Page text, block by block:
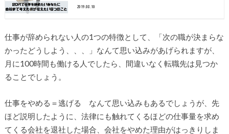
2019.08.10
仕事が辞められない人の1つの特徴として、「次の職が決まらな
かったどうしよう、、、」なんて思い込みがあげられますが、
月に100時間も働ける人でしたら、間違いなく転職先は見つか
ることでしょう。
仕事をやめる＝逃げる なんて思い込みもあるでしょうが、先
ほど説明したように、法律にも触れてくるほどの仕事量を求め
てくる会社を退社した場合、会社をやめた理由がはっきりしま